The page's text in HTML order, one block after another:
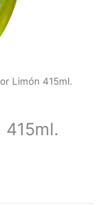
Limón 415ml.